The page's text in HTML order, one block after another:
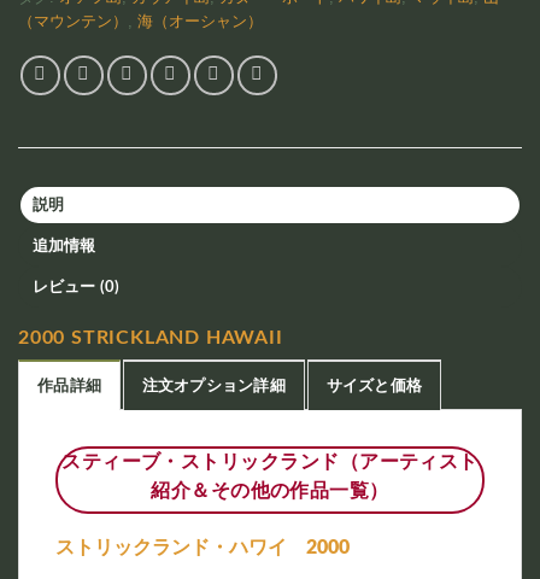
（マウンテン） , 海（オーシャン）
説明
追加情報
レビュー (0)
2000 STRICKLAND HAWAII
作品詳細 注文オプション詳細 サイズと価格
スティーブ・ストリックランド（アーティスト
紹介＆その他の作品一覧）
ストリックランド・ハワイ 2000